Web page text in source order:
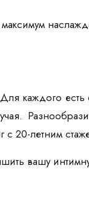
максимум
каждого
с 20-летним
вашу